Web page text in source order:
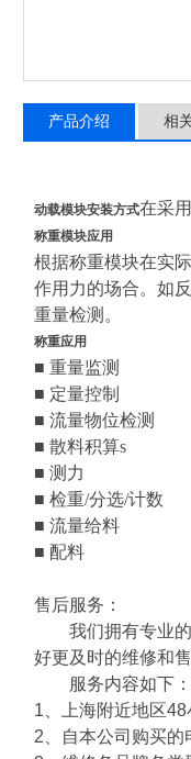
产品介绍 相
动载模块安装方式在采
称重模块应用
根据称重模块在实
作用力的场合。如
重量检测。
称重应用
■ 重量监测
■ 定量控制
■ 流量物位检测
■ 散料积算s
■ 测力
■ 检重/分选/计数
■ 流量给料
■ 配料
售后服务：
我们拥有专业的
好更及时的维修和
服务内容如下：
1 、上海附近地区48
2 、自本公司购买